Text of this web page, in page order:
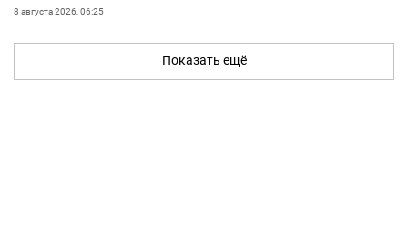
8 августа 2026, 06:25
Показать ещё